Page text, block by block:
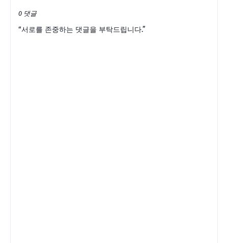
0 댓글
“서로를 존중하는 댓글을 부탁드립니다.”